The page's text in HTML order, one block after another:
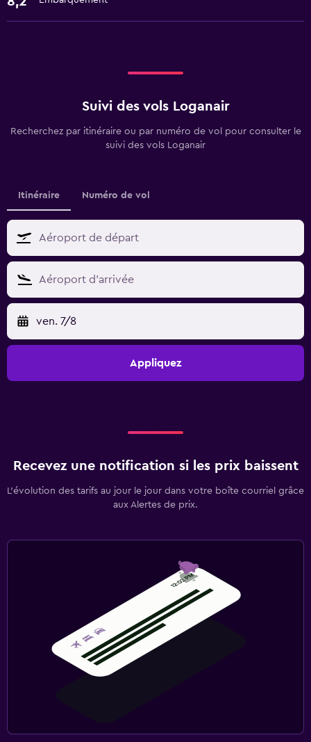
Suivi des vols Loganair
Recherchez par itinéraire ou par numéro de vol pour consulter le
suivi des vols Loganair
Itinéraire Numéro de vol
ven. 7/8
Appliquez
Recevez une notification si les prix baissent
L’évolution des tarifs au jour le jour dans votre boîte courriel grâce
aux Alertes de prix.